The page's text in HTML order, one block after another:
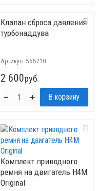
Клапан сброса давления
турбонаддува
Артикул: 555210
2 600руб.
Комплект приводного
ремня на двигатель H4M
Original